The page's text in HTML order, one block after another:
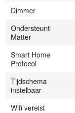
Dimmer
Ondersteunt
Matter
Smart Home
Protocol
Tijdschema
instelbaar
Wifi vereist